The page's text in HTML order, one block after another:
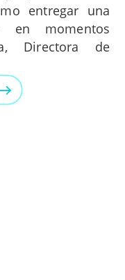
entregar una
en momentos
Directora de